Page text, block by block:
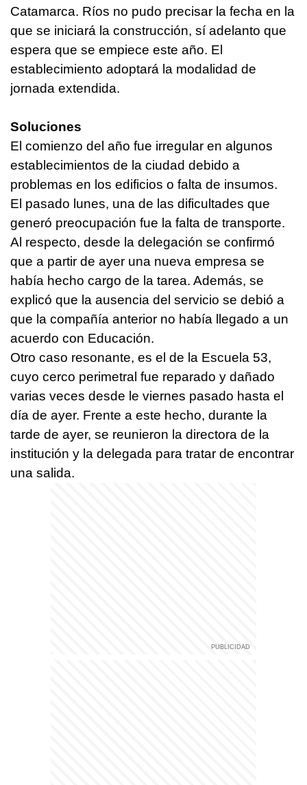
Catamarca. Ríos no pudo precisar la fecha en la
que se iniciará la construcción, sí adelanto que
espera que se empiece este año. El
establecimiento adoptará la modalidad de
jornada extendida.
Soluciones
El comienzo del año fue irregular en algunos
establecimientos de la ciudad debido a
problemas en los edificios o falta de insumos.
El pasado lunes, una de las dificultades que
generó preocupación fue la falta de transporte.
Al respecto, desde la delegación se confirmó
que a partir de ayer una nueva empresa se
había hecho cargo de la tarea. Además, se
explicó que la ausencia del servicio se debió a
que la compañía anterior no había llegado a un
acuerdo con Educación.
Otro caso resonante, es el de la Escuela 53,
cuyo cerco perimetral fue reparado y dañado
varias veces desde le viernes pasado hasta el
día de ayer. Frente a este hecho, durante la
tarde de ayer, se reunieron la directora de la
institución y la delegada para tratar de encontrar
una salida.